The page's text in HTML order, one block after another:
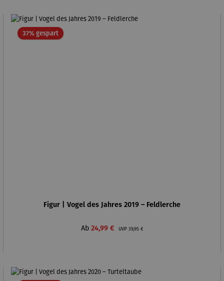
37% gespartRabatt
Figur | Vogel des Jahres 2019 – Feldlerche
Verkaufspreis:
Ab 24,99 € UVP Regulärer Preis:
39,95 €